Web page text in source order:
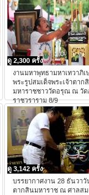
ดู 2,300 ครั้ง
งานมหาพุทธามหาเทวาภิเ
พระรูปสมเด็จพระเจ้าตาก
มหาราชชาววัดอรุณ ณ วั
ราชวราราม 8/9
ดู 3,142 ครั้ง
บรรยากาศงาน 28 ธันวาวั
ตากสินมหาราช ณ ศาลสม